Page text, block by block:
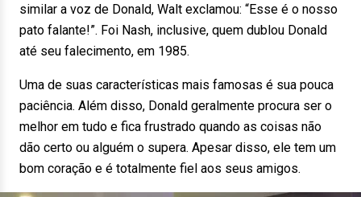
similar a voz de Donald, Walt exclamou: “Esse é o nosso
pato falante!”. Foi Nash, inclusive, quem dublou Donald
até seu falecimento, em 1985.
Uma de suas características mais famosas é sua pouca
paciência. Além disso, Donald geralmente procura ser o
melhor em tudo e fica frustrado quando as coisas não
dão certo ou alguém o supera. Apesar disso, ele tem um
bom coração e é totalmente fiel aos seus amigos.